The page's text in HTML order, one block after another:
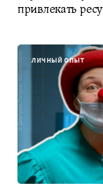
привлекать
ЛИЧНЫЙ ОПЫТ